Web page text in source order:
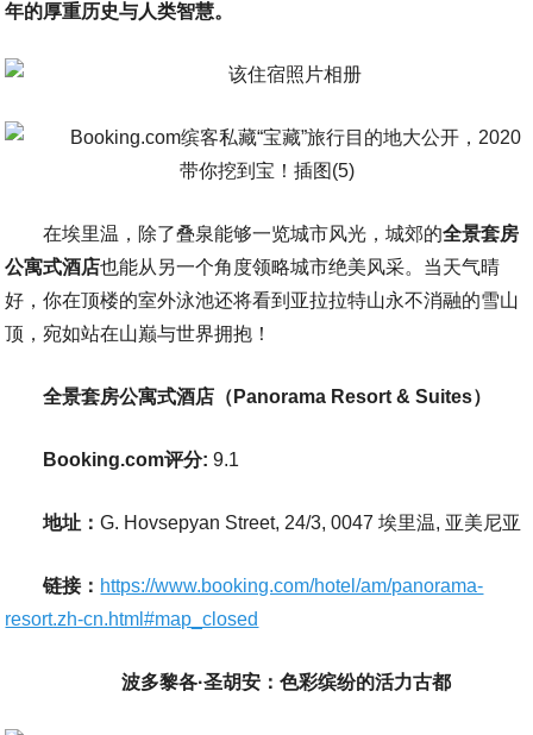
年的厚重历史与人类智慧。
在埃里温，除了叠泉能够一览城市风光，城郊的全景套房
公寓式酒店也能从另一个角度领略城市绝美风采。当天气晴
好，你在顶楼的室外泳池还将看到亚拉拉特山永不消融的雪山
顶，宛如站在山巅与世界拥抱！
全景套房公寓式酒店（Panorama Resort & Suites）
Booking.com评分: 9.1
地址：G. Hovsepyan Street, 24/3, 0047 埃里温, 亚美尼亚
链接： https://www.booking.com/hotel/am/panorama-
resort.zh-cn.html#map_closed
波多黎各·圣胡安：色彩缤纷的活力古都